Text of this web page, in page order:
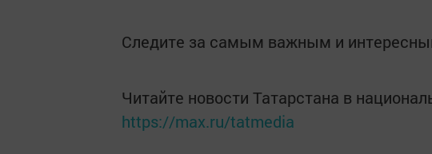
Следите за самым важным и
Читайте новости Татарстана в
https://max.ru/tatmedia